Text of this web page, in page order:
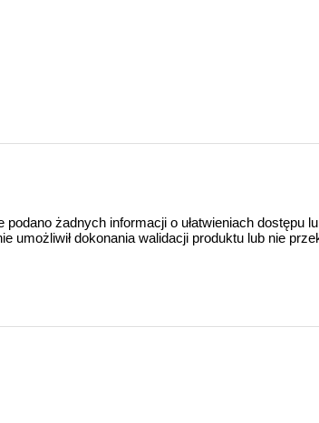
żadnych informacji o ułatwieniach dostępu
dokonania walidacji produktu lub nie